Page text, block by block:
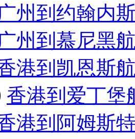
州到约翰内
州到慕尼黑
港到凯恩斯
香港到爱丁堡
港到阿姆斯